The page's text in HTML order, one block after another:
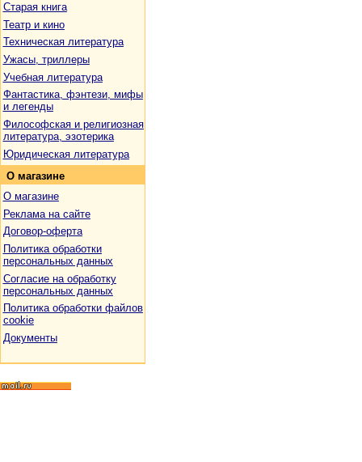
Старая книга
Театр и кино
Техническая литература
Ужасы, триллеры
Учебная литература
Фантастика, фэнтези, мифы
и легенды
Философская и религиозная
литература, эзотерика
Юридическая литература
О магазине
О магазине
Реклама на сайте
Договор-оферта
Политика обработки
персональных данных
Согласие на обработку
персональных данных
Политика обработки файлов
cookie
Документы